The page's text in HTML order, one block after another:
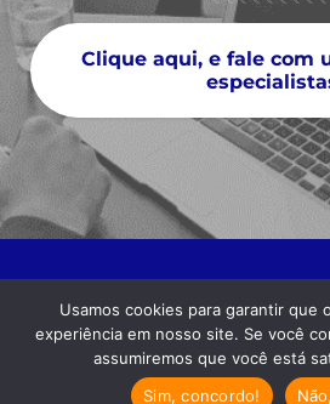
Clique aqui, e fale com
Usamos cookies para garantir que
experiência em nosso site. Se você
assumiremos que você está
Sim, concordo!